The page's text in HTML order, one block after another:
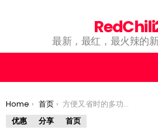
最新，最红，最火辣的
You are here:
Home 首页
方便又省时的多功能厨房家电！8款高颜值智能电蒸锅【7.25促销】最低只需RM149起！
优惠
分享 首页